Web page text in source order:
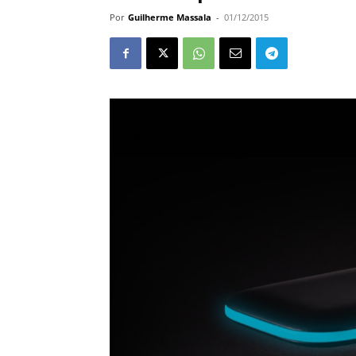
Por Guilherme Massala - 01/12/2015